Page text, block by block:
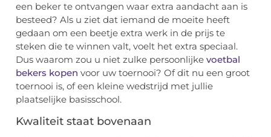
een beker te ontvangen waar extra aandacht aan is
besteed? Als u ziet dat iemand de moeite heeft
gedaan om een beetje extra werk in de prijs te
steken die te winnen valt, voelt het extra speciaal.
Dus waarom zou u niet zulke persoonlijke voetbal
bekers kopen voor uw toernooi? Of dit nu een groot
toernooi is, of een kleine wedstrijd met jullie
plaatselijke basisschool.
Kwaliteit staat bovenaan